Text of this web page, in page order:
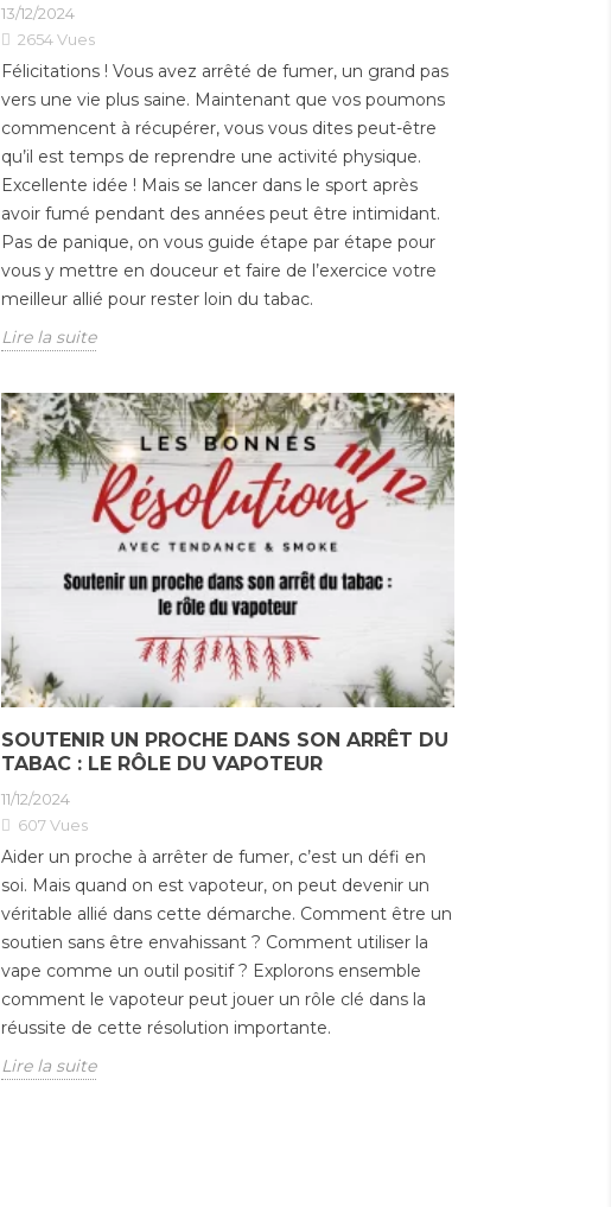
13/12/2024
2654Vues
Félicitations ! Vous avez arrêté de fumer, un grand pas
vers une vie plus saine. Maintenant que vos poumons
commencent à récupérer, vous vous dites peut-être
qu’il est temps de reprendre une activité physique.
Excellente idée ! Mais se lancer dans le sport après
avoir fumé pendant des années peut être intimidant.
Pas de panique, on vous guide étape par étape pour
vous y mettre en douceur et faire de l’exercice votre
meilleur allié pour rester loin du tabac.
Lire la suite
SOUTENIR UN PROCHE DANS SON ARRÊT DU
TABAC : LE RÔLE DU VAPOTEUR
11/12/2024
607Vues
Aider un proche à arrêter de fumer, c’est un défi en
soi. Mais quand on est vapoteur, on peut devenir un
véritable allié dans cette démarche. Comment être un
soutien sans être envahissant ? Comment utiliser la
vape comme un outil positif ? Explorons ensemble
comment le vapoteur peut jouer un rôle clé dans la
réussite de cette résolution importante.
Lire la suite